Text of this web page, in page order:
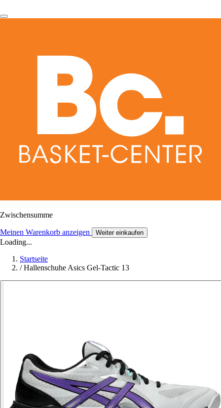
Zwischensumme
Meinen Warenkorb anzeigen Weiter einkaufen
Loading...
Startseite
/ Hallenschuhe Asics Gel-Tactic 13